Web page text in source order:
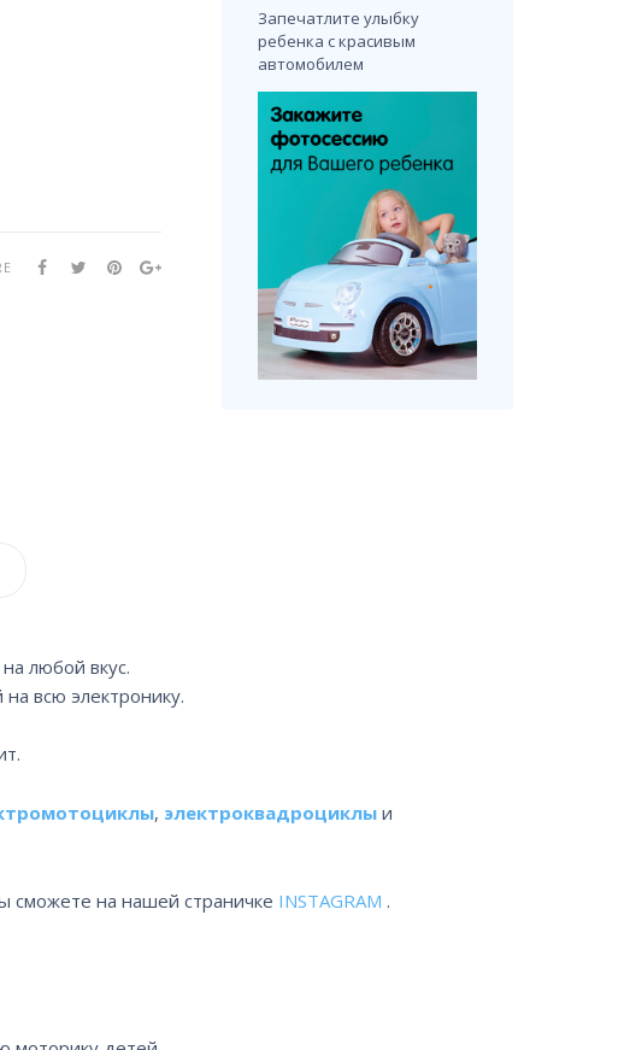
Запечатлите улыбку
ребенка с красивым
автомобилем
любой вкус.
всю электронику.
, электроквадроциклы и
сможете на нашей страничке INSTAGRAM .